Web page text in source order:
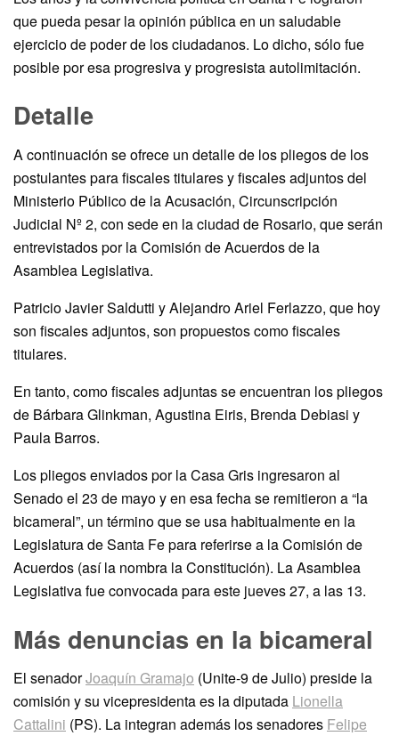
que pueda pesar la opinión pública en un saludable
ejercicio de poder de los ciudadanos. Lo dicho, sólo fue
posible por esa progresiva y progresista autolimitación.
Detalle
A continuación se ofrece un detalle de los pliegos de los
postulantes para fiscales titulares y fiscales adjuntos del
Ministerio Público de la Acusación, Circunscripción
Judicial Nº 2, con sede en la ciudad de Rosario, que serán
entrevistados por la Comisión de Acuerdos de la
Asamblea Legislativa.
Patricio Javier Saldutti y Alejandro Ariel Ferlazzo, que hoy
son fiscales adjuntos, son propuestos como fiscales
titulares.
En tanto, como fiscales adjuntas se encuentran los pliegos
de Bárbara Glinkman, Agustina Eiris, Brenda Debiasi y
Paula Barros.
Los pliegos enviados por la Casa Gris ingresaron al
Senado el 23 de mayo y en esa fecha se remitieron a “la
bicameral”, un término que se usa habitualmente en la
Legislatura de Santa Fe para referirse a la Comisión de
Acuerdos (así la nombra la Constitución). La Asamblea
Legislativa fue convocada para este jueves 27, a las 13.
Más denuncias en la bicameral
El senadorJoaquín Gramajo (Unite-9 de Julio) preside la
comisión y su vicepresidenta es la diputada Lionella
Cattalini (PS). La integran además los senadores Felipe